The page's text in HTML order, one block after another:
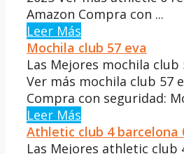
Amazon Compra con ...
Leer Más
Mochila club 57 eva
Las Mejores mochila club
Ver más mochila club 57
Compra con seguridad:
Leer Más
Athletic club 4 barcelona
Las Mejores athletic club